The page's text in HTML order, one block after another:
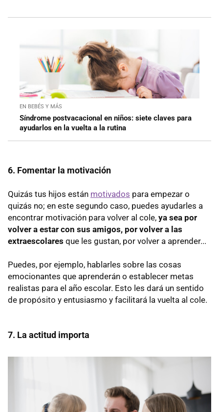
EN BEBÉS Y MÁS
Síndrome postvacacional en niños: siete claves para
ayudarlos en la vuelta a la rutina
6. Fomentar la motivación
Quizás tus hijos están motivados para empezar o
quizás no; en este segundo caso, puedes ayudarles a
encontrar motivación para volver al cole, ya sea por
volver a estar con sus amigos, por volver a las
extraescolares que les gustan, por volver a aprender...
Puedes, por ejemplo, hablarles sobre las cosas
emocionantes que aprenderán o establecer metas
realistas para el año escolar. Esto les dará un sentido
de propósito y entusiasmo y facilitará la vuelta al cole.
7. La actitud importa